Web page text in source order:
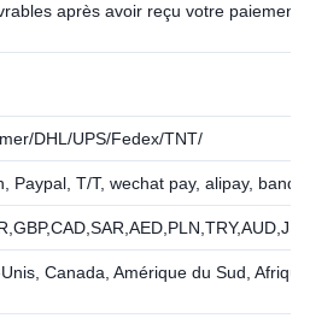
après avoir reçu votre paiement
DHL/UPS/Fedex/TNT/
Paypal, T/T, wechat pay, alipay,
Canada, Amérique du Sud,